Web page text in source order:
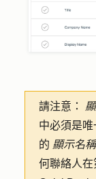
請注意：
中必須是唯
的 顯示名稱
何聯絡人在